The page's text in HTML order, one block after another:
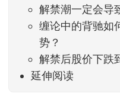
解禁潮一定会导
缠论中的背驰如
势？
解禁后股价下跌
延伸阅读